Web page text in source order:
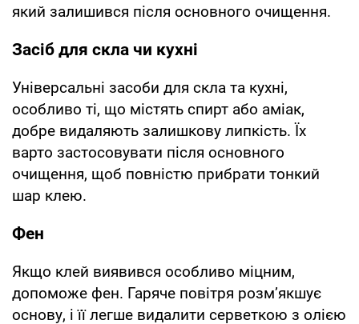
який залишився після основного очищення.
Засіб для скла чи кухні
Універсальні засоби для скла та кухні,
особливо ті, що містять спирт або аміак,
добре видаляють залишкову липкість. Їх
варто застосовувати після основного
очищення, щоб повністю прибрати тонкий
шар клею.
Фен
Якщо клей виявився особливо міцним,
допоможе фен. Гаряче повітря розм’якшує
основу, і її легше видалити серветкою з олією